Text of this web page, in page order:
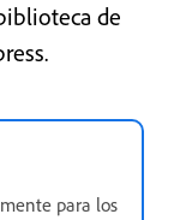
de
para los